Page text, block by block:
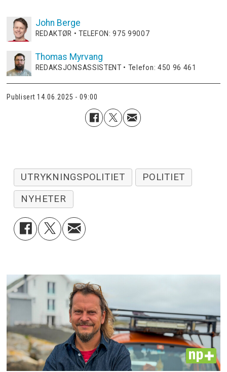
John Berge
REDAKTØR • TELEFON: 975 99007
Thomas Myrvang
REDAKSJONSASSISTENT • Telefon: 450 96 461
Publisert 14.06.2025 - 09:00
UTRYKNINGSPOLITIET
POLITIET
NYHETER
PLUS